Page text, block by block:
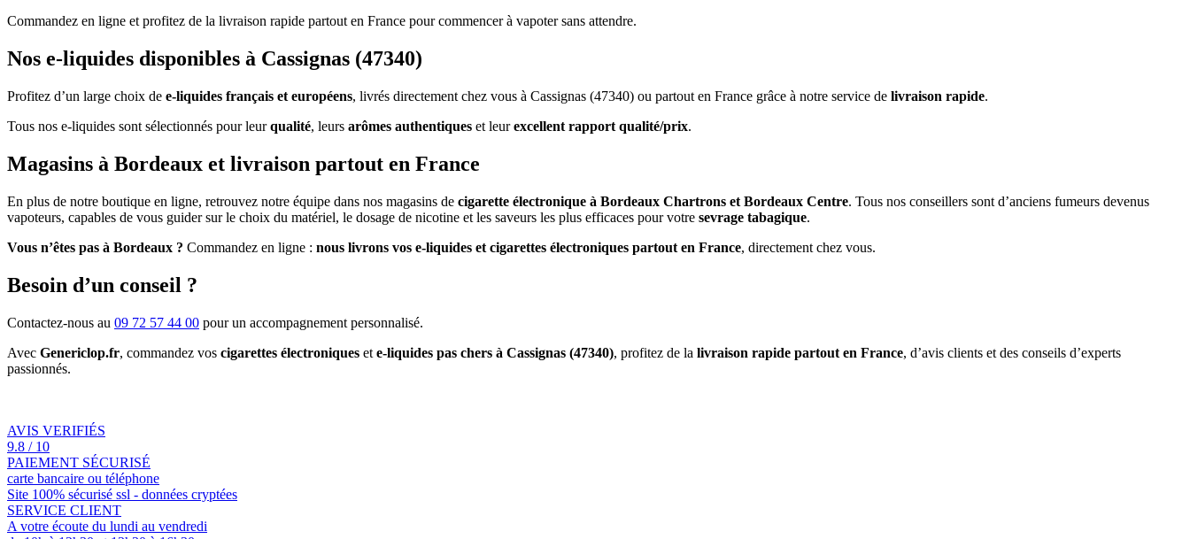
Commandez en ligne et profitez de la livraison rapide partout en France pour commencer à vapoter sans attendre.
Nos e-liquides disponibles à Cassignas (47340)
Profitez d’un large choix de e-liquides français et européens, livrés directement chez vous à Cassignas (47340) ou partout en France grâce à notre service de livraison rapide.
Tous nos e-liquides sont sélectionnés pour leurqualité, leurs arômes authentiques et leurexcellent rapport qualité/prix.
Magasins à Bordeaux et livraison partout en France
En plus de notre boutique en ligne, retrouvez notre équipe dans nos magasins de cigarette électronique à Bordeaux Chartrons et Bordeaux Centre. Tous nos conseillers sont d’anciens fumeurs devenus
vapoteurs, capables de vous guider sur le choix du matériel, le dosage de nicotine et les saveurs les plus efficaces pour votre sevrage tabagique.
Vous n’êtes pas à Bordeaux ? Commandez en ligne : nous livrons vos e-liquides et cigarettes électroniques partout en France, directement chez vous.
Besoin d’un conseil ?
Contactez-nous au 09 72 57 44 00 pour un accompagnement personnalisé.
Avec Genericlop.fr, commandez vos cigarettes électroniques et e-liquides pas chers à Cassignas (47340), profitez de la livraison rapide partout en France, d’avis clients et des conseils d’experts
passionnés.
AVIS VERIFIÉS
9.8 / 10
PAIEMENT SÉCURISÉ
carte bancaire ou téléphone
Site 100% sécurisé ssl - données cryptées
SERVICE CLIENT
A votre écoute du lundi au vendredi